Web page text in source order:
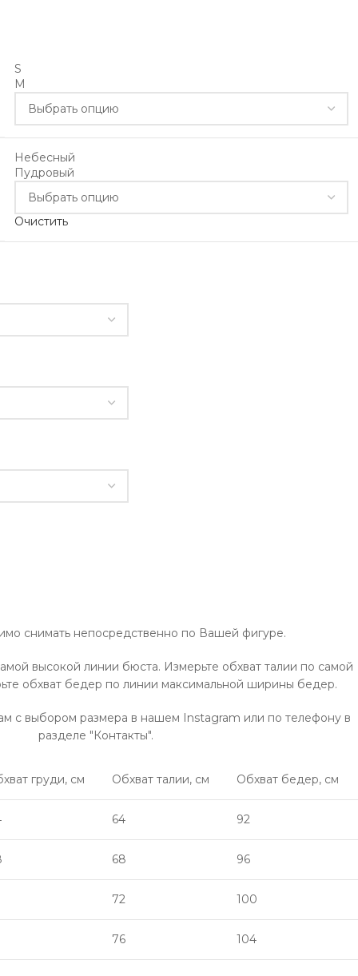
S
M
Небесный
Пудровый
Очистить
снимать непосредственно по Вашей фигуре.
высокой линии бюста. Измерьте обхват талии по самой
обхват бедер по линии максимальной ширины бедер.
с выбором размера в нашем Instagram или по телефону в
разделе "Контакты".
груди, см Обхват талии, см Обхват бедер, см
64 92
68 96
72 100
76 104